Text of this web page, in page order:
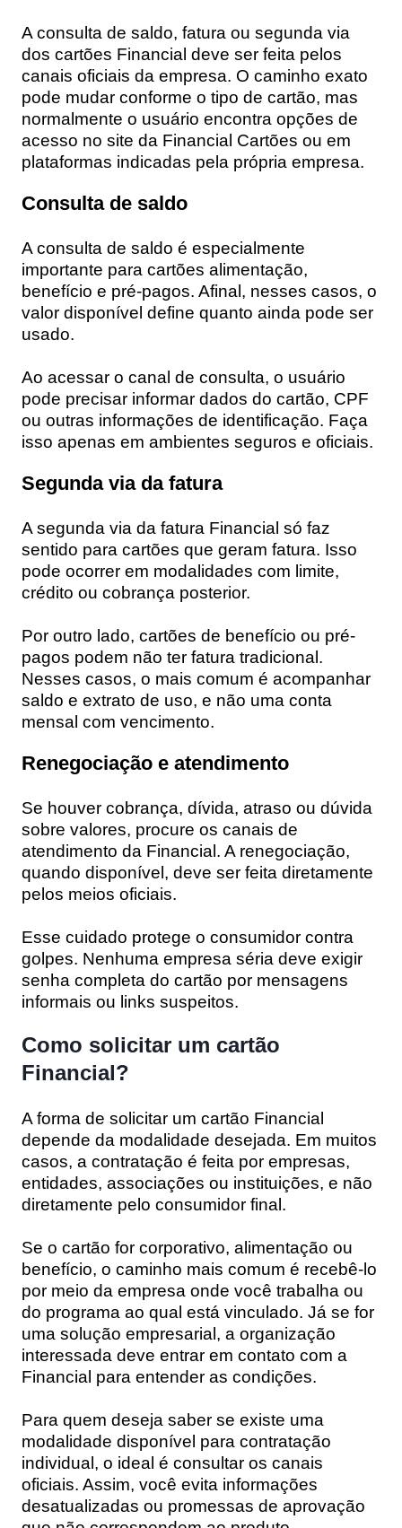
A consulta de saldo, fatura ou segunda via
dos cartões Financial deve ser feita pelos
canais oficiais da empresa. O caminho exato
pode mudar conforme o tipo de cartão, mas
normalmente o usuário encontra opções de
acesso no site da Financial Cartões ou em
plataformas indicadas pela própria empresa.
Consulta de saldo
A consulta de saldo é especialmente
importante para cartões alimentação,
benefício e pré-pagos. Afinal, nesses casos, o
valor disponível define quanto ainda pode ser
usado.
Ao acessar o canal de consulta, o usuário
pode precisar informar dados do cartão, CPF
ou outras informações de identificação. Faça
isso apenas em ambientes seguros e oficiais.
Segunda via da fatura
A segunda via da fatura Financial só faz
sentido para cartões que geram fatura. Isso
pode ocorrer em modalidades com limite,
crédito ou cobrança posterior.
Por outro lado, cartões de benefício ou pré-
pagos podem não ter fatura tradicional.
Nesses casos, o mais comum é acompanhar
saldo e extrato de uso, e não uma conta
mensal com vencimento.
Renegociação e atendimento
Se houver cobrança, dívida, atraso ou dúvida
sobre valores, procure os canais de
atendimento da Financial. A renegociação,
quando disponível, deve ser feita diretamente
pelos meios oficiais.
Esse cuidado protege o consumidor contra
golpes. Nenhuma empresa séria deve exigir
senha completa do cartão por mensagens
informais ou links suspeitos.
Como solicitar um cartão
Financial?
A forma de solicitar um cartão Financial
depende da modalidade desejada. Em muitos
casos, a contratação é feita por empresas,
entidades, associações ou instituições, e não
diretamente pelo consumidor final.
Se o cartão for corporativo, alimentação ou
benefício, o caminho mais comum é recebê-lo
por meio da empresa onde você trabalha ou
do programa ao qual está vinculado. Já se for
uma solução empresarial, a organização
interessada deve entrar em contato com a
Financial para entender as condições.
Para quem deseja saber se existe uma
modalidade disponível para contratação
individual, o ideal é consultar os canais
oficiais. Assim, você evita informações
desatualizadas ou promessas de aprovação